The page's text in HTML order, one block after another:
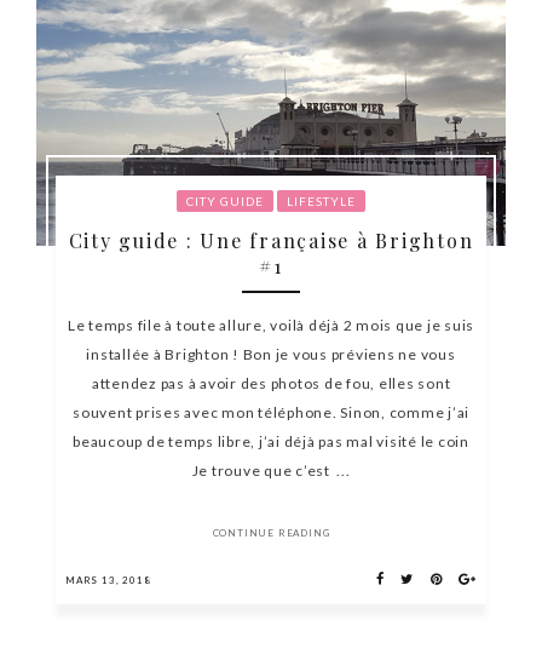
CITY GUIDE LIFESTYLE
City guide : Une française à Brighton
#1
Le temps file à toute allure, voilà déjà 2 mois que je suis
installée à Brighton ! Bon je vous préviens ne vous
attendez pas à avoir des photos de fou, elles sont
souvent prises avec mon téléphone. Sinon, comme j’ai
beaucoup de temps libre, j’ai déjà pas mal visité le coin
Je trouve que c’est ...
CONTINUE READING
MARS 13, 2018